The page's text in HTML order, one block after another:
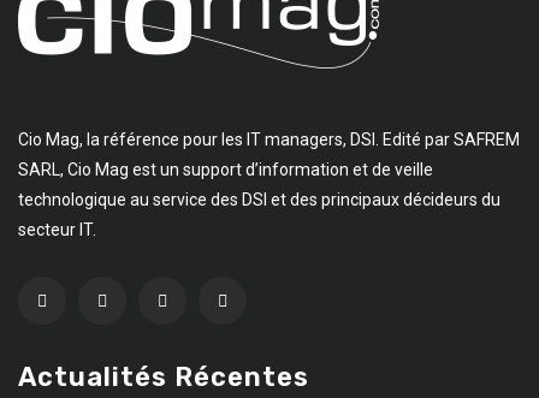
Cio Mag, la référence pour les IT managers, DSI. Edité par SAFREM
SARL, Cio Mag est un support d’information et de veille
technologique au service des DSI et des principaux décideurs du
secteur IT.
Actualités Récentes